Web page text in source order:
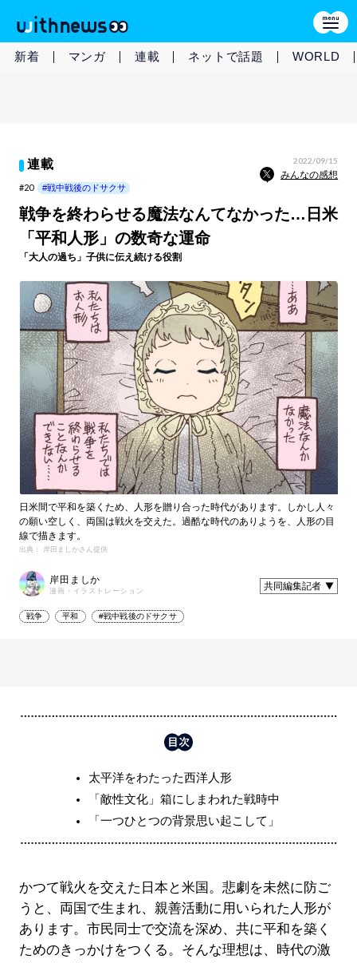
新着 マンガ 連載 ネットで話題 WORLD
連載 2022/09/15
みんなの感想
#20 #戦中戦後のドサクサ
戦争を終わらせる魔法なんてなかった…日米
「平和人形」の数奇な運命
「大人の過ち」子供に伝え続ける役割
日米間で平和を築くため、人形を贈り合った時代があります。しかし人々
の願い空しく、両国は戦火を交えた。過酷な時代のありようを、人形の目
線で描きます。
出典： 岸田ましかさん提供
岸田ましか
漫画・イラストレーション 共同編集記者
戦争 平和 #戦中戦後のドサクサ
太平洋をわたった西洋人形
「敵性文化」箱にしまわれた戦時中
「一つひとつの背景思い起こして」
かつて戦火を交えた日本と米国。悲劇を未然に防ご
うと、両国で生まれ、親善活動に用いられた人形が
あります。市民同士で交流を深め、共に平和を築く
ためのきっかけをつくる。そんな理想は、時代の激